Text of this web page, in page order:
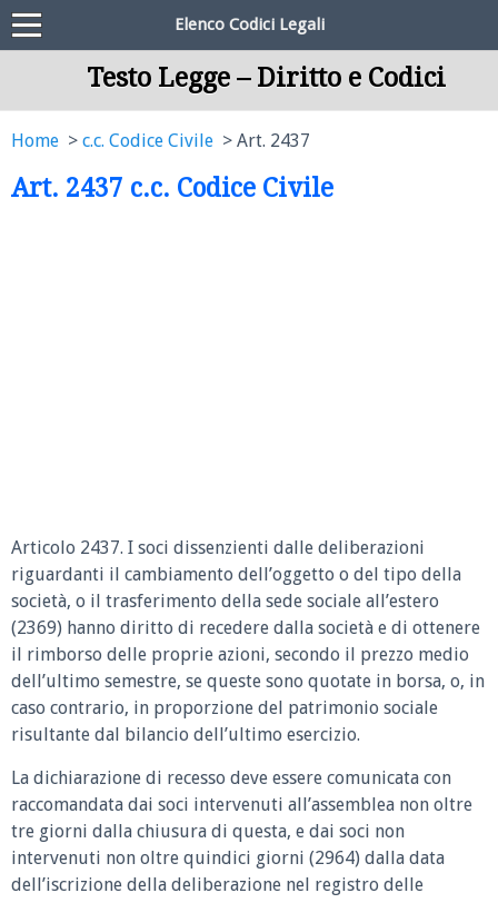
Elenco Codici Legali
Testo Legge – Diritto e Codici
Home c.c. Codice Civile Art. 2437
Art. 2437 c.c. Codice Civile
Articolo 2437. I soci dissenzienti dalle deliberazioni
riguardanti il cambiamento dell’oggetto o del tipo della
società, o il trasferimento della sede sociale all’estero
(2369) hanno diritto di recedere dalla società e di ottenere
il rimborso delle proprie azioni, secondo il prezzo medio
dell’ultimo semestre, se queste sono quotate in borsa, o, in
caso contrario, in proporzione del patrimonio sociale
risultante dal bilancio dell’ultimo esercizio.
La dichiarazione di recesso deve essere comunicata con
raccomandata dai soci intervenuti all’assemblea non oltre
tre giorni dalla chiusura di questa, e dai soci non
intervenuti non oltre quindici giorni (2964) dalla data
dell’iscrizione della deliberazione nel registro delle